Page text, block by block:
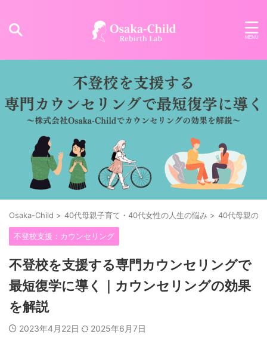
Osaka-Child > 40代母親子育て・40代女性の人生の悩み > 40代母親の
不登校支援：カウンセリング
不登校を支援する専門カウンセリングで
最短復学に導く｜カウンセリングの効果
を解説
2023年4月22日 2025年6月7日